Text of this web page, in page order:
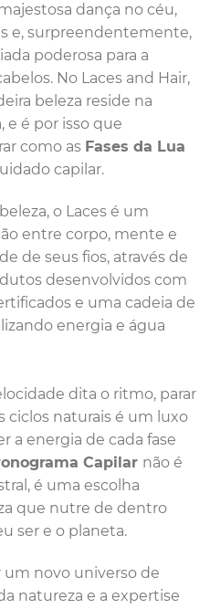
dança no céu,
e, surpreendentemente,
poderosa para a
No Laces and Hair,
beleza reside na
e é por isso que
como as Fases da Lua
capilar.
o Laces é um
entre corpo, mente e
de seus fios, através de
desenvolvidos com
e uma cadeia de
energia e água
dita o ritmo, parar
ciclos naturais é um luxo
a energia de cada fase
Capilar não é
é uma escolha
que nutre de dentro
ser e o planeta.
um novo universo de
natureza e a expertise